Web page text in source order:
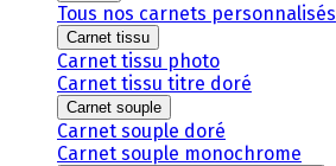
Tous nos carnets personnalisés
Carnet tissu
Carnet tissu photo
Carnet tissu titre doré
Carnet souple
Carnet souple doré
Carnet souple monochrome